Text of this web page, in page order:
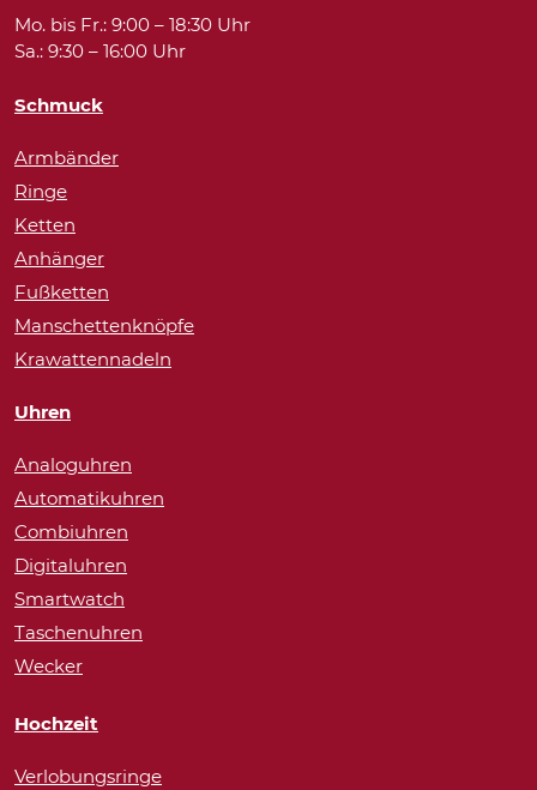
Mo. bis Fr.: 9:00 – 18:30 Uhr
Sa.: 9:30 – 16:00 Uhr
Schmuck
Armbänder
Ringe
Ketten
Anhänger
Fußketten
Manschettenknöpfe
Krawattennadeln
Uhren
Analoguhren
Automatikuhren
Combiuhren
Digitaluhren
Smartwatch
Taschenuhren
Wecker
Hochzeit
Verlobungsringe